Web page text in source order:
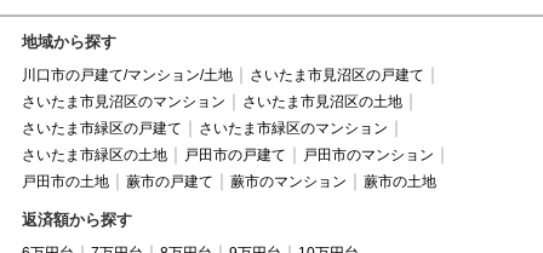
地域から探す
川口市の戸建て/マンション/土地
さいたま市見沼区の戸建て
さいたま市見沼区のマンション
さいたま市見沼区の土地
さいたま市緑区の戸建て
さいたま市緑区のマンション
さいたま市緑区の土地
戸田市の戸建て
戸田市のマンション
戸田市の土地
蕨市の戸建て 蕨市のマンション 蕨市の土地
返済額から探す